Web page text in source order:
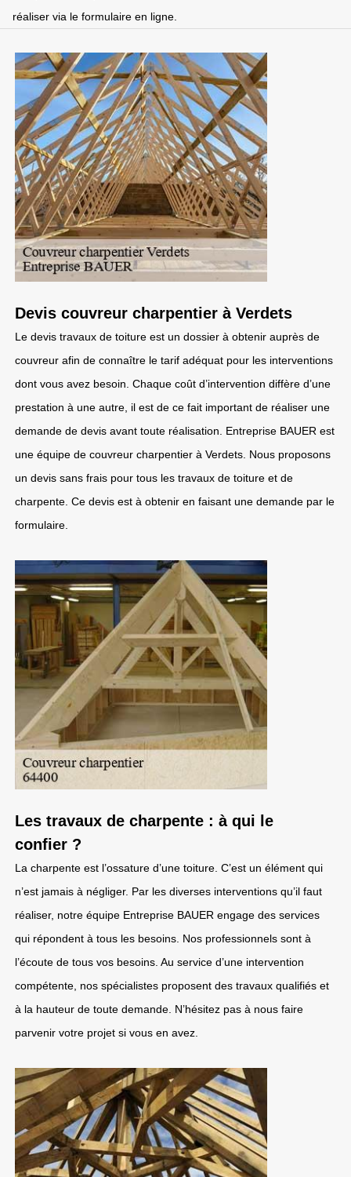
réaliser via le formulaire en ligne.
Devis couvreur charpentier à Verdets
Le devis travaux de toiture est un dossier à obtenir auprès de
couvreur afin de connaître le tarif adéquat pour les interventions
dont vous avez besoin. Chaque coût d’intervention diffère d’une
prestation à une autre, il est de ce fait important de réaliser une
demande de devis avant toute réalisation. Entreprise BAUER est
une équipe de couvreur charpentier à Verdets. Nous proposons
un devis sans frais pour tous les travaux de toiture et de
charpente. Ce devis est à obtenir en faisant une demande par le
formulaire.
Les travaux de charpente : à qui le
confier ?
La charpente est l’ossature d’une toiture. C’est un élément qui
n’est jamais à négliger. Par les diverses interventions qu’il faut
réaliser, notre équipe Entreprise BAUER engage des services
qui répondent à tous les besoins. Nos professionnels sont à
l’écoute de tous vos besoins. Au service d’une intervention
compétente, nos spécialistes proposent des travaux qualifiés et
à la hauteur de toute demande. N’hésitez pas à nous faire
parvenir votre projet si vous en avez.